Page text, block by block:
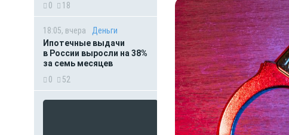
0
18
18:05, вчера
Деньги
Ипотечные выдачи
в России выросли на 38%
за семь месяцев
0
52